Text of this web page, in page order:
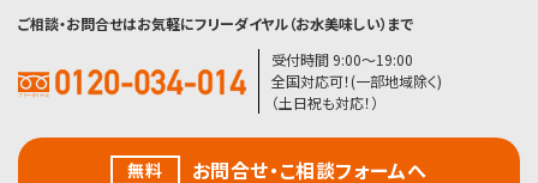
ご相談・お問合せはお気軽にフリーダイヤル（お水美味しい）まで
受付時間 9:00〜19:00
全国対応可！(一部地域除く)
（土日祝も対応！）
無料 お問合せ・こ相談フォームへ